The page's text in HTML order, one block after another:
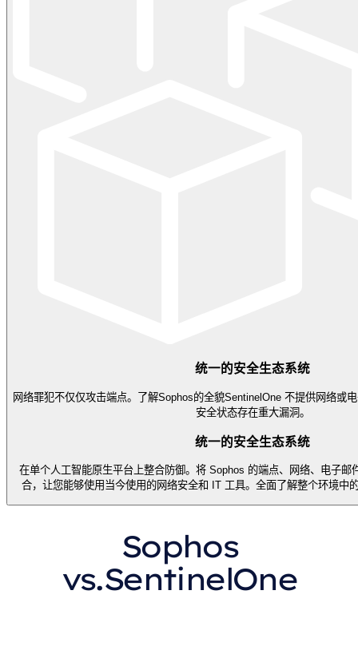
统一的安全生态系统
网络罪犯不仅仅攻击端点。了解Sophos的全貌SentinelOne 不提供网络或
安全状态存在重大漏洞。
统一的安全生态系统
在单个人工智能原生平台上整合防御。将 Sophos 的端点、网络、电子邮
合，让您能够使用当今使用的网络安全和 IT 工具。全面了解整个环境中
Sophos
vs.SentinelOne